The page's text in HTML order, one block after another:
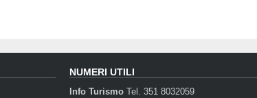
NUMERI UTILI
Info TurismoTel. 351 8032059